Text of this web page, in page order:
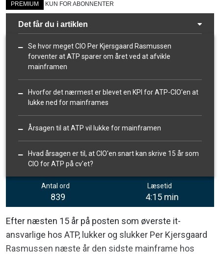
PREMIUM KUN FOR ABONNENTER
Det får du i artiklen
Se hvor meget CIO Per Kjersgaard Rasmussen
forventer at ATP sparer om året ved at afvikle
mainframen
Hvorfor det nærmest er blevet en KPI for ATP-CIO'en at
lukke ned for mainframes
Årsagen til at ATP vil lukke for mainframen
Hvad årsagen er til, at CIO'en snart kan skrive 15 år som
CIO for ATP på cv'et?
Antal ord
839
Læsetid
4:15 min
Efter næsten 15 år på posten som øverste it-
ansvarlige hos ATP, lukker og slukker Per Kjersgaard
Rasmussen næste år den sidste mainframe hos